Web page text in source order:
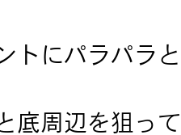
トにパラパラ
底周辺を狙っ